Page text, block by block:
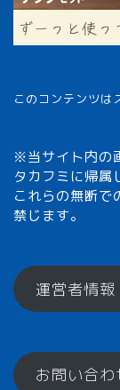
このコンテンツは
※当サイト内の
タカフミに帰属
これらの無断で
禁じます。
運営者情報
お問い合わ